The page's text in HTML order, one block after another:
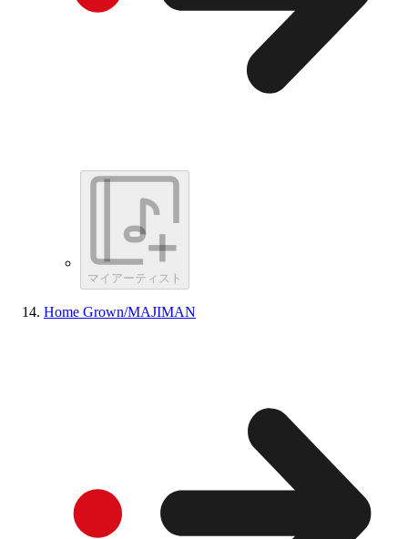
マイアーティスト
Home Grown/MAJIMAN